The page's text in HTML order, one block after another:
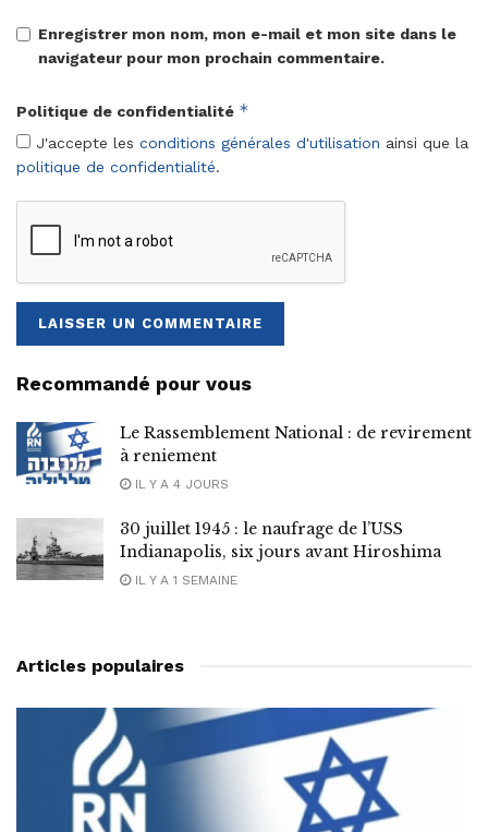
Enregistrer mon nom, mon e-mail et mon site dans le
navigateur pour mon prochain commentaire.
Politique de confidentialité *
J'accepte les conditions générales d'utilisation ainsi que la
politique de confidentialité.
Recommandé pour vous
Le Rassemblement National : de revirement
à reniement
IL Y A 4 JOURS
30 juillet 1945 : le naufrage de l’USS
Indianapolis, six jours avant Hiroshima
IL Y A 1 SEMAINE
Articles populaires